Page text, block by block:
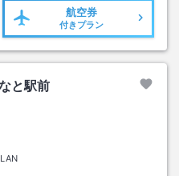
航空券
付きプラン
と駅前